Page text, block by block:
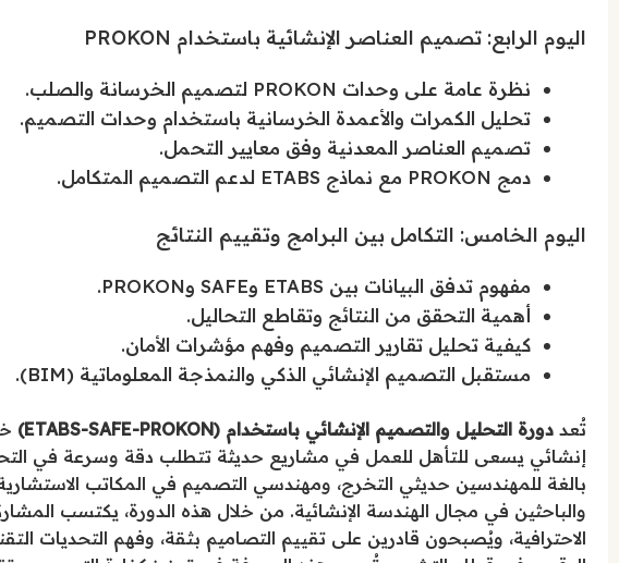
اليوم الرابع: تصميم العناصر الإنشائية باستخدام PROKON
نظرة عامة على وحدات PROKON لتصميم الخرسانة والصلب.
تحليل الكمرات والأعمدة الخرسانية باستخدام وحدات التصميم.
تصميم العناصر المعدنية وفق معايير التحمل.
دمج PROKON مع نماذج ETABS لدعم التصميم المتكامل.
اليوم الخامس: التكامل بين البرامج وتقييم النتائج
مفهوم تدفق البيانات بين ETABS وSAFE وPROKON.
أهمية التحقق من النتائج وتقاطع التحاليل.
كيفية تحليل تقارير التصميم وفهم مؤشرات الأمان.
مستقبل التصميم الإنشائي الذكي والنمذجة المعلوماتية (BIM).
تُعد دورة التحليل والتصميم الإنشائي باستخدام (ETABS-SAFE-PROKON)
إنشائي يسعى للتأهل للعمل في مشاريع حديثة تتطلب دقة وسرعة في
بالغة للمهندسين حديثي التخرج، ومهندسي التصميم في المكاتب
والباحثين في مجال الهندسة الإنشائية. من خلال هذه الدورة، يكتسب
الاحترافية، ويُصبحون قادرين على تقييم التصاميم بثقة، وفهم التحديات